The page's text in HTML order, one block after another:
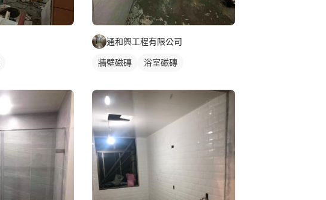
通和興工程有限公司
牆壁磁磚 浴室磁磚